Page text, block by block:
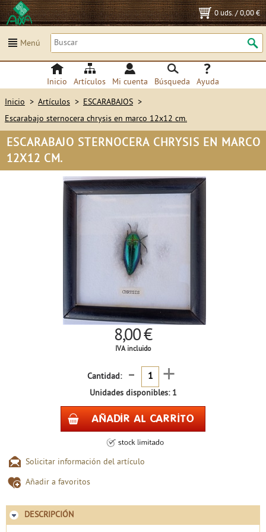
0 uds./0,00 €
Menú
Inicio Artículos Mi cuenta Búsqueda Ayuda
Inicio > Artículos > ESCARABAJOS >
Escarabajo sternocera chrysis en marco 12x12 cm.
ESCARABAJO STERNOCERA CHRYSIS EN MARCO
12X12 CM.
8,00 €
IVA incluido
Cantidad: - +
Unidades disponibles: 1
Solicitar información del artículo
Añadir a favoritos
DESCRIPCIÓN